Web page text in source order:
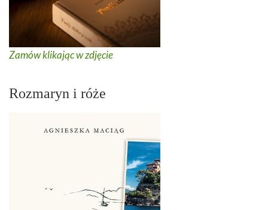
Zamów klikając w zdjęcie
Rozmaryn i róże